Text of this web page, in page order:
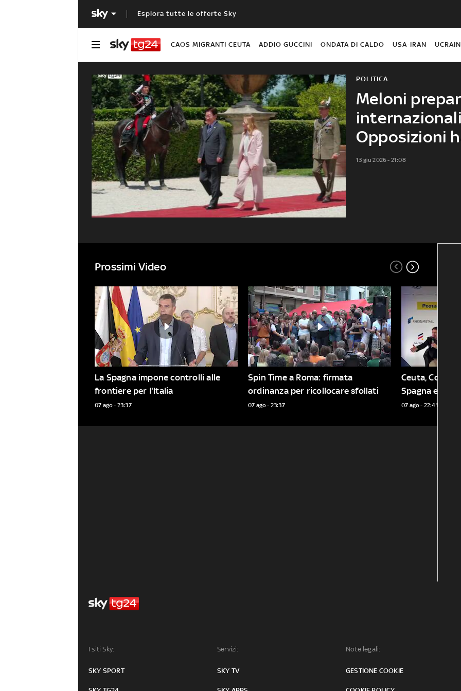
Esplora tutte le offerte Sky
CAOS MIGRANTI CEUTA ADDIO GUCCINI ONDATA DI CALDO USA-IRAN
Meloni
Opposizioni
POLITICA
13 giu 2026 - 21:08
Prossimi Video
La Spagna impone controlli alle
frontiere per l'Italia
07 ago - 23:37
Spin Time a Roma: firmata
ordinanza per ricollocare sfollati
07 ago - 23:37
Ceuta, Conte:
Spagna e
07 ago - 22:41
I siti Sky:
SKY SPORT
Servizi:
SKY TV
Note legali:
GESTIONE COOKIE